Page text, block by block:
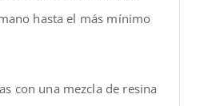
hasta el más mínimo
con una mezcla de resina